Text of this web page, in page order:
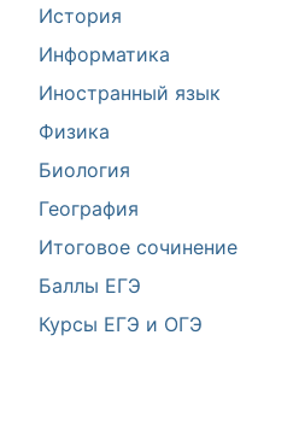
История
Информатика
Иностранный язык
Физика
Биология
География
Итоговое сочинение
Баллы ЕГЭ
Курсы ЕГЭ и ОГЭ